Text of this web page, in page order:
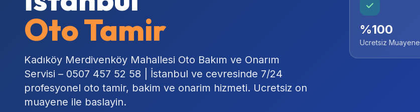
Oto Tamir
Kadıköy Merdivenköy Mahallesi Oto Bakım ve Onarım
Servisi – 0507 457 52 58 | İstanbul ve cevresinde 7/24
profesyonel oto tamir, bakim ve onarim hizmeti. Ucretsiz on
muayene ile baslayin.
%100
Ucretsiz Muayene